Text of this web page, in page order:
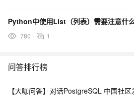
Python中使用List（列表）需要注意什么
780 1
问答排行榜